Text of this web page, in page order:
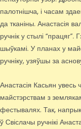
палотнішча, і часам
да тканіны. Анастасія
ручнік у стылі
шыўкамі. У планах у
ручніку, узяўшы за
Анастасія Касьян увесь
майстэрствам з
фестывалях. Так,
ў Свіслачы ручнікі